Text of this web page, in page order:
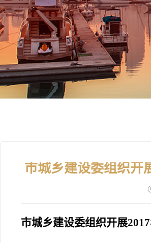
市城乡建设委组织开
市城乡建设委组织开展2017